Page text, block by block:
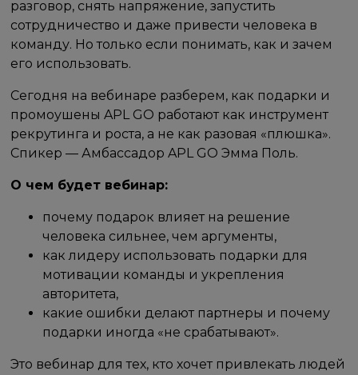
разговор, снять напряжение, запустить
сотрудничество и даже привести человека в
команду. Но только если понимать, как и зачем
его использовать.
Сегодня на вебинаре разберем, как подарки и
промоушены APL GO работают как инструмент
рекрутинга и роста, а не как разовая «плюшка».
Спикер — Амбассадор APL GO Эмма Поль.
О чем будет вебинар:
почему подарок влияет на решение
человека сильнее, чем аргументы,
как лидеру использовать подарки для
мотивации команды и укрепления
авторитета,
какие ошибки делают партнеры и почему
подарки иногда «не срабатывают».
Это вебинар для тех, кто хочет привлекать людей